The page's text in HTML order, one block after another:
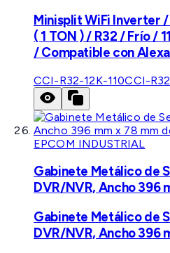
Minisplit WiFi Inverter /
( 1 TON ) / R32 / Frío /
/ Compatible con
CCI-R32-12K-110CCI-
EPCOM INDUSTRIAL
Gabinete Metálico de
DVR/NVR, Ancho 396
Gabinete Metálico de
DVR/NVR, Ancho 396